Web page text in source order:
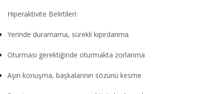
Hiperaktivite Belirtileri:
Yerinde duramama, sürekli kıpırdanma
Oturması gerektiğinde oturmakta zorlanma
Aşırı konuşma, başkalarının sözünü kesme